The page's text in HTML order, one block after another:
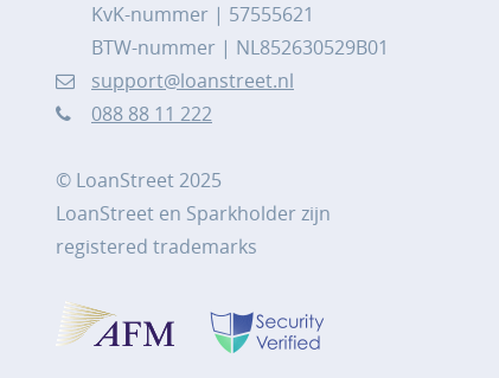
KvK-nummer | 57555621
BTW-nummer | NL852630529B01
support@loanstreet.nl
088 88 11 222
© LoanStreet 2025
LoanStreet en Sparkholder zijn
registered trademarks